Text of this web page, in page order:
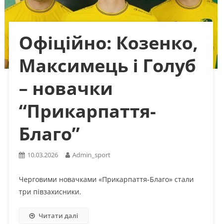
Офіційно: Козенко,
Максимець і Голуб
– новачки
“Прикарпаття-
Благо”
10.03.2026 Admin_sport
Черговими новачками «Прикарпаття-Благо» стали
три півзахисники.
Читати далі